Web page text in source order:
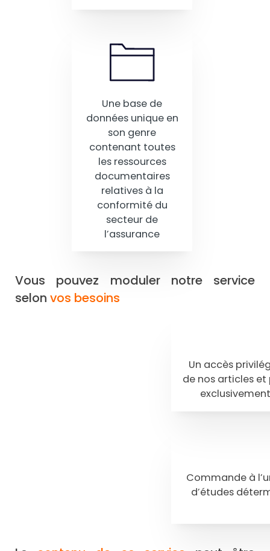
Une base de
données unique en
son genre
contenant toutes
les ressources
documentaires
relatives à la
conformité du
secteur de
l’assurance
Vous pouvez moduler notre service
selon vos besoins
Un accès
de nos articles
Commande à
d’études